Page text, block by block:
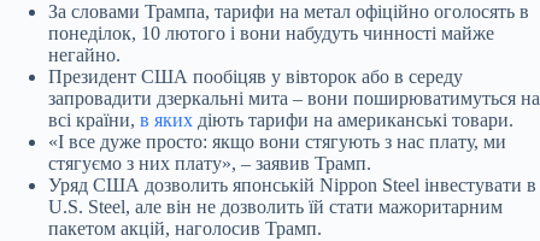
За словами Трампа, тарифи на метал офіційно оголосять в
понеділок, 10 лютого і вони набудуть чинності майже
негайно.
Президент США пообіцяв у вівторок або в середу
запровадити дзеркальні мита – вони поширюватимуться на
всі країни, в яких діють тарифи на американські товари.
«І все дуже просто: якщо вони стягують з нас плату, ми
стягуємо з них плату», – заявив Трамп.
Уряд США дозволить японській Nippon Steel інвестувати в
U.S. Steel, але він не дозволить їй стати мажоритарним
пакетом акцій, наголосив Трамп.